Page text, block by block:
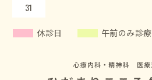
31
休診日 午前のみ診療